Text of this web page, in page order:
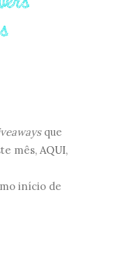
que
mês, AQUI,
início de